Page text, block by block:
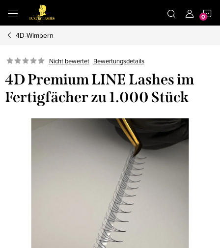
Inhalt
springen
4D-Wimpern
Nicht bewertet Bewertungsdetails
4D Premium LINE Lashes im
Fertigfächer zu 1.000 Stück